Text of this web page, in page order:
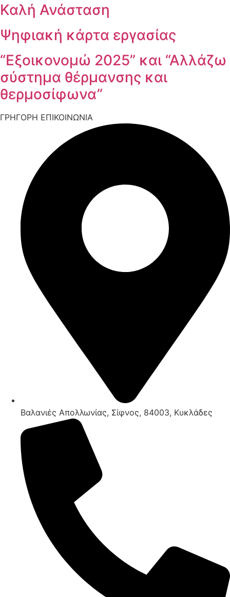
Καλή Ανάσταση
Ψηφιακή κάρτα εργασίας
“Εξοικονομώ 2025” και “Αλλάζω
σύστημα θέρμανσης και
θερμοσίφωνα”
ΓΡΗΓΟΡΗ ΕΠΙΚΟΙΝΩΝΙΑ
Βαλανιές Απολλωνίας, Σίφνος, 84003, Κυκλάδες